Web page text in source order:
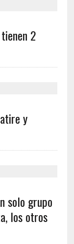
2
y
solo grupo
los otros